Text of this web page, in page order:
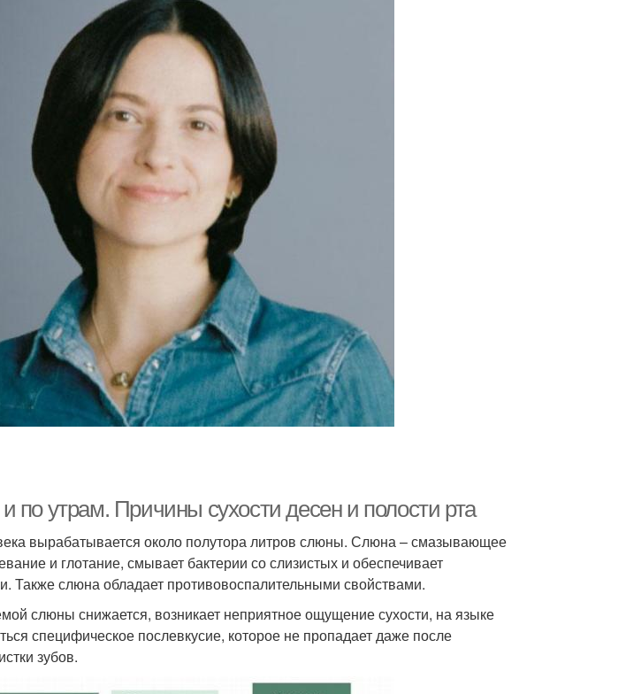
по утрам. Причины сухости десен и полости рта
вырабатывается около полутора литров слюны. Слюна – смазывающее
и глотание, смывает бактерии со слизистых и обеспечивает
Также слюна обладает противовоспалительными свойствами.
слюны снижается, возникает неприятное ощущение сухости, на языке
специфическое послевкусие, которое не пропадает даже после
зубов.